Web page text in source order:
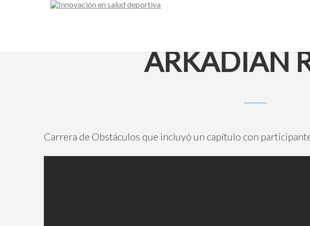
ARKADIAN
Carrera de Obstáculos que incluyó un capítulo con